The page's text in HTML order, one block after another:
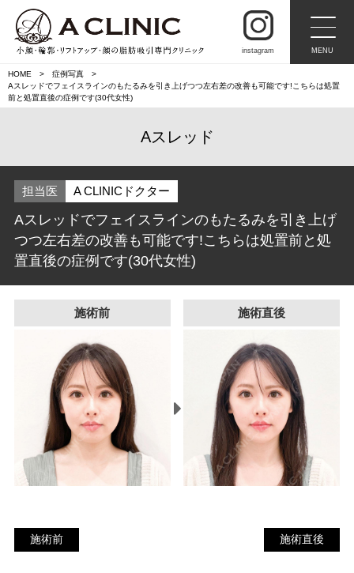
instagram MENU
HOME
症例写真
Aスレッドでフェイスラインのもたるみを引き上げつつ左右差の改善も可能です!こちらは処置
前と処置直後の症例です(30代女性)
Aスレッド
担当医 A CLINICドクター
Aスレッドでフェイスラインのもたるみを引き上げ
つつ左右差の改善も可能です!こちらは処置前と処
置直後の症例です(30代女性)
施術前 施術直後
施術前 施術直後